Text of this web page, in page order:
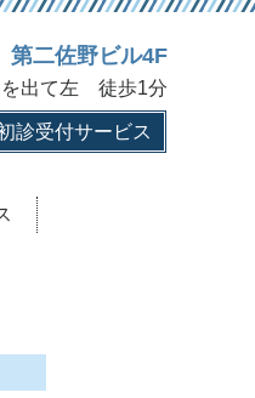
二佐野ビル4F
を出て左 徒歩1分
診受付サービス